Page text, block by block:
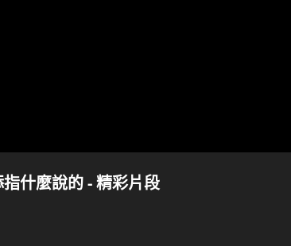
什麼說的 - 精彩片段